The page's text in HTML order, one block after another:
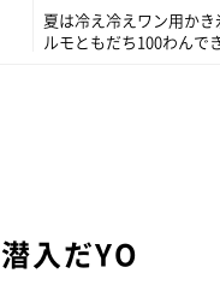
夏は冷え冷えワン用か
ルモともだち100わんで
入だYO